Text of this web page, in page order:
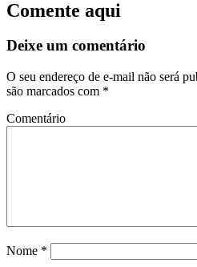
Comente aqui
Deixe um comentário
O seu endereço de e-mail não será
são marcados com *
Comentário
Nome *